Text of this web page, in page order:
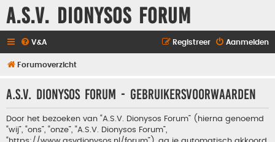
A.S.V. Dionysos Forum
V&A Aanmelden
Registreer
Forumoverzicht
A.S.V. Dionysos Forum - Gebruikersvoorwaarden
Door het bezoeken van “A.S.V. Dionysos Forum” (hierna genoemd
“wij”, “ons”, “onze”, “A.S.V. Dionysos Forum”,